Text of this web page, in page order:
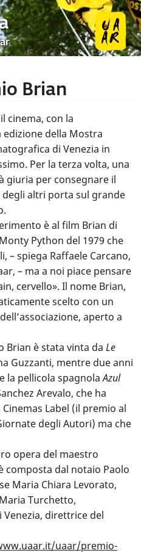
Brian
cinema, con la
edizione della Mostra
di Venezia in
Per la terza volta, una
giuria per consegnare il
altri porta sul grande
è al film Brian di
Python del 1979 che
– spiega Raffaele Carcano,
– ma a noi piace pensare
cervello». Il nome Brian,
scelto con un
aperto a
Brian è stata vinta da Le
Guzzanti, mentre due anni
la pellicola spagnolaAzul
Arevalo, che ha
Label (il premio al
degli Autori) ma che
opera del maestro
composta dal notaio Paolo
Maria Chiara Levorato,
Turchetto,
Venezia, direttrice del
uaar/premio-